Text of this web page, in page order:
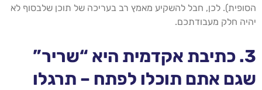
הסופית). לכן, חבל להשקיע מאמץ רב בעריכה של תוכן שלבסוף לא
יהיה חלק מעבודתכם.
3. כתיבת אקדמית היא “שריר”
שגם אתם תוכלו לפתח – תרגלו